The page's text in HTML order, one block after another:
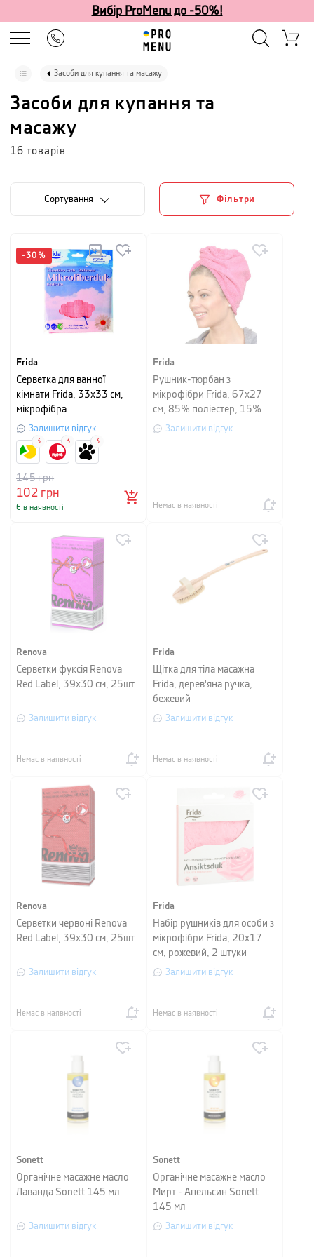
Вибір ProMenu до -50%!
Засоби для купання та масажу
Засоби для купання та
масажу
16 товарів
Сортування Фільтри
-30 %
Frida
Серветка для ванної
кімнати Frida, 33х33 см,
мікрофібра
Залишити відгук
102 грн
145грн
Є в наявності
3 3 3
Frida
Рушник-тюрбан з
мікрофібри Frida, 67х27
см, 85% поліестер, 15%
нейлон, рожевий
Залишити відгук
Немає в наявності
Renova
Серветки фуксія Renova
Red Label, 39х30 см, 25шт
Залишити відгук
Немає в наявності
Frida
Щітка для тіла масажна
Frida, дерев'яна ручка,
бежевий
Залишити відгук
Немає в наявності
Renova
Серветки червоні Renova
Red Label, 39х30 см, 25шт
Залишити відгук
Немає в наявності
Frida
Набір рушників для особи з
мікрофібри Frida, 20х17
см, рожевий, 2 штуки
Залишити відгук
Немає в наявності
Sonett
Органічне масажне масло
Лаванда Sonett 145 мл
Залишити відгук
Sonett
Органічне масажне масло
Мирт - Апельсин Sonett
145 мл
Залишити відгук